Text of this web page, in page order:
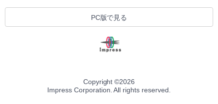
PC版で見る
Copyright ©2026
Impress Corporation. All rights reserved.